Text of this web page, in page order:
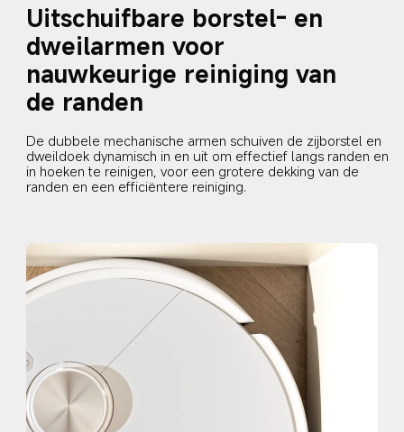
Uitschuifbare borstel- en
dweilarmen voor
nauwkeurige reiniging van
de randen
De dubbele mechanische armen schuiven de zijborstel en
dweildoek dynamisch in en uit om effectief langs randen en
in hoeken te reinigen, voor een grotere dekking van de
randen en een efficiëntere reiniging.